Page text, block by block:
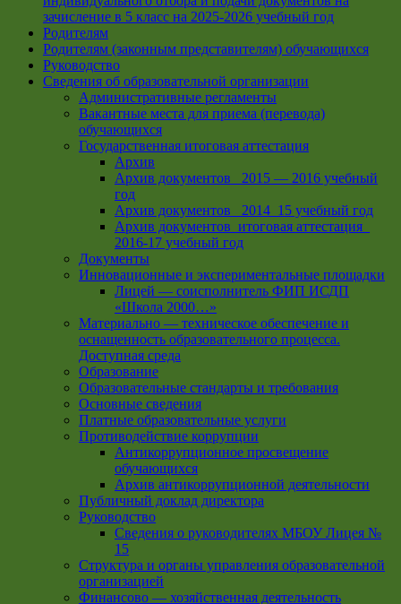
зачисление в 5 класс на 2025-2026 учебный год
Родителям
Родителям (законным представителям) обучающихся
Руководство
Сведения об образовательной организации
Административные регламенты
Вакантные места для приема (перевода)
обучающихся
Государственная итоговая аттестация
Архив
Архив документов _2015 — 2016 учебный
год
Архив документов_ 2014_15 учебный год
Архив документов_итоговая аттестация_
2016-17 учебный год
Документы
Инновационные и экспериментальные площадки
Лицей — соисполнитель ФИП ИСДП
«Школа 2000…»
Материально — техническое обеспечение и
оснащенность образовательного процесса.
Доступная среда
Образование
Образовательные стандарты и требования
Основные сведения
Платные образовательные услуги
Противодействие коррупции
Антикоррупционное просвещение
обучающихся
Архив антикоррупционной деятельности
Публичный доклад директора
Руководство
Cведения о руководителях МБОУ Лицея №
15
Структура и органы управления образовательной
организацией
Финансово — хозяйственная деятельность